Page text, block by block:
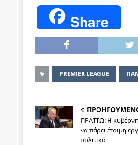
Share
PREMIER LEAGUE
ΠΡΑΤΤΩ: Η
να πάρει έτοιμη
πολιτικά